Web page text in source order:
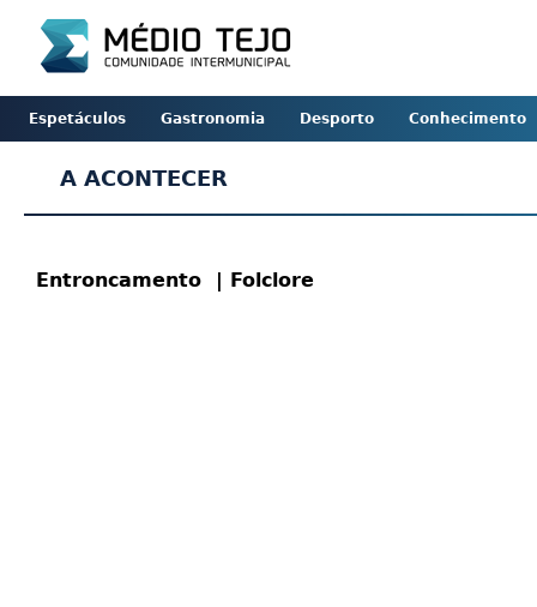
Espetáculos Gastronomia Desporto Conhecimento
A ACONTECER
Entroncamento | Folclore